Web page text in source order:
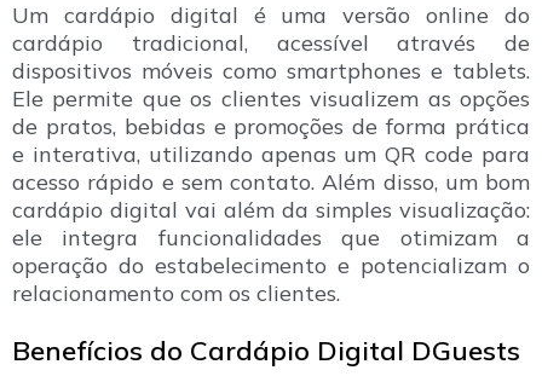
Um cardápio digital é uma versão online do
cardápio tradicional, acessível através de
dispositivos móveis como smartphones e tablets.
Ele permite que os clientes visualizem as opções
de pratos, bebidas e promoções de forma prática
e interativa, utilizando apenas um QR code para
acesso rápido e sem contato. Além disso, um bom
cardápio digital vai além da simples visualização:
ele integra funcionalidades que otimizam a
operação do estabelecimento e potencializam o
relacionamento com os clientes.
Benefícios do Cardápio Digital DGuests